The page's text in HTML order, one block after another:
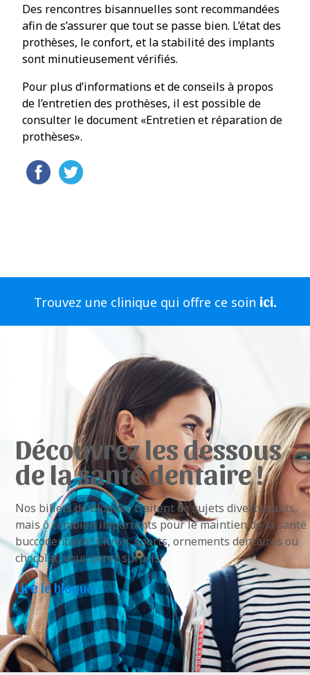
Des rencontres bisannuelles sont recommandées
afin de s’assurer que tout se passe bien. L’état des
prothèses, le confort, et la stabilité des implants
sont minutieusement vérifiés.
Pour plus d’informations et de conseils à propos
de l’entretien des prothèses, il est possible de
consulter le document «Entretien et réparation de
prothèses».
Trouvez une clinique qui offre ce soin ici.
Découvrez les dessous
de la santé dentaire !
Nos billets de blogues traitent de sujets divertissants,
mais ô combien importants pour le maintien de la santé
buccodentaire ! Citron, sports, ornements dentaires ou
chocolat, vous serez surpris!
Lirele blogue >